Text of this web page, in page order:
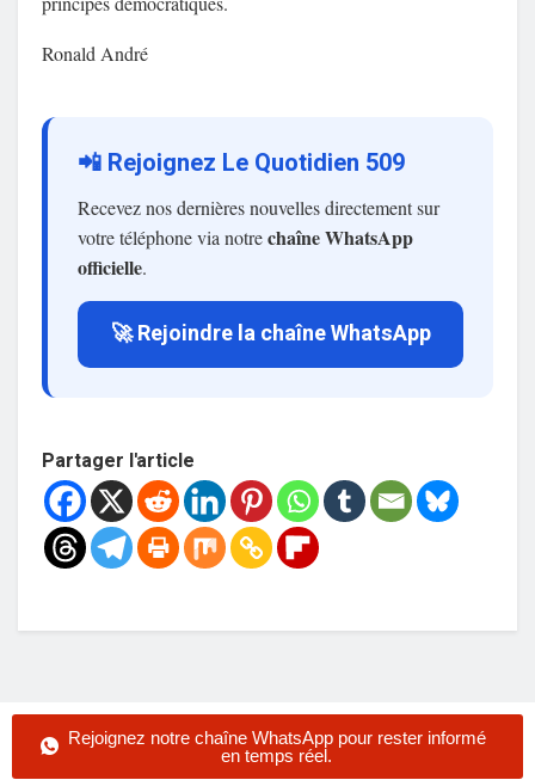
Ronald André
📲 Rejoignez Le Quotidien 509
Recevez nos dernières nouvelles directement sur
votre téléphone via notrechaîne WhatsApp
officielle.
🚀 Rejoindre la chaîne WhatsApp
Partager l'article
Rejoignez notre chaîne WhatsApp pour rester informé
en temps réel.